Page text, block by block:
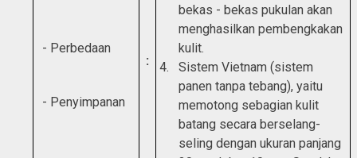
- Perbedaan
- Penyimpanan
:
bekas - bekas pukulan akan
menghasilkan pembengkakan
kulit.
4.
Sistem Vietnam (sistem
panen tanpa tebang), yaitu
memotong sebagian kulit
batang secara berselang-
seling dengan ukuran panjang